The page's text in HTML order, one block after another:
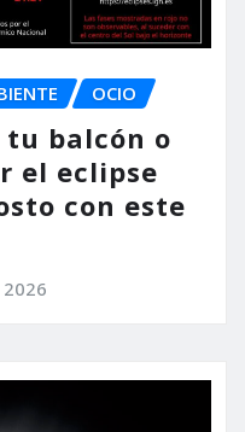
OCIO
tu balcón o
el eclipse
con este